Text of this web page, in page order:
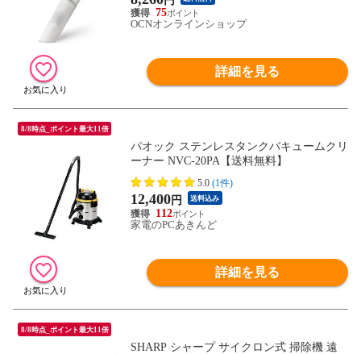
75
OCNオンラインショップ
詳細を見る
8/8時点_ポイント最大11倍
パオック ステンレスタンクバキュームクリ
ーナー NVC-20PA【送料無料】
5.0 (1件)
12,400円 送料込み
112
家電のPCあきんど
詳細を見る
8/8時点_ポイント最大11倍
SHARP シャープ サイクロン式 掃除機 遠